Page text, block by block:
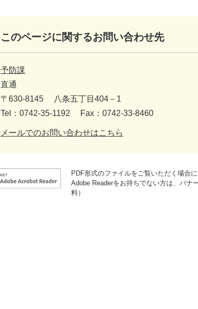
このページに関するお問い合わせ先
予防課
直通
〒630-8145
八条五丁目404－1
Tel：0742-35-1192
Fax：0742-33-8460
メールでのお問い合わせはこちら
PDF形式のファイルをご覧いただく場合
Adobe Readerをお持ちでない方は、バナ
料）